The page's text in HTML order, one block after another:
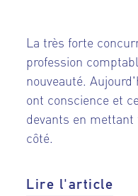
La très forte
profession
nouveauté.
ont conscience et
devants en
côté.
Lire l'article